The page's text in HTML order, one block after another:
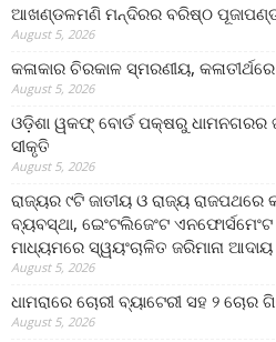
ଆଖଣ୍ଡଳମଣି ମନ୍ଦିରର ବରିଷ୍ଠ
August 5, 2026
କଳାକାର ଚିରକାଳ ସ୍ମରଣୀୟ,
August 5, 2026
ଓଡ଼ିଶା ୱକଫ୍ ବୋର୍ଡ ପକ୍ଷରୁ
ସୀକୃତି
August 5, 2026
ରାଜ୍ୟର ୯ଟି ଜାତୀୟ ଓ ରାଜ୍ୟ ରାଜପଥରେ
ବ୍ୟବସ୍ଥା, ଇେଂଟଲିଜେଂଟ
ମାଧ୍ୟମରେ ସ୍ୱୟଂଚାଳିତ ଜରିମାନା ଆଦାୟ
August 5, 2026
ଧାମରାରେ ଚୋରୀ ବ୍ୟାଟେରୀ ସହ ୨ ଚୋର
August 5, 2026